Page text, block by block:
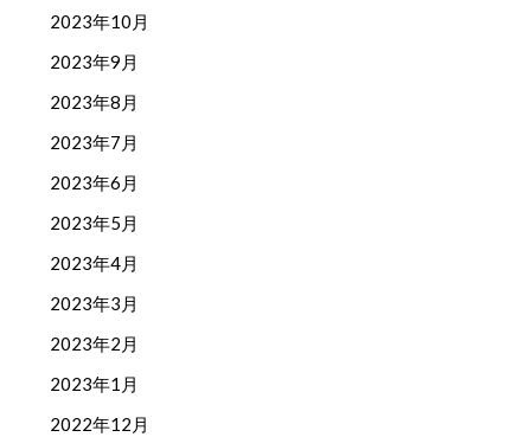
2023年10月
2023年9月
2023年8月
2023年7月
2023年6月
2023年5月
2023年4月
2023年3月
2023年2月
2023年1月
2022年12月